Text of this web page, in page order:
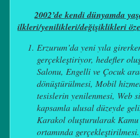
2002’de kendi dünyamda
ilkleri/yenilikleri/değişiklikleri
Erzurum’da yeni yıla
gerçekleştiriyor, hedefler
Salonu, Engelli ve Çocuk
dönüştürülmesi, Mobil
tesislerin yenilenmesi, Web
kapsamla ulusal düzeyde
Karakol oluşturularak
ortamında